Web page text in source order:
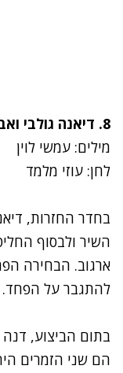
8. דיאנה גולבי
מילים: עמשי לוין
לחן: עוזי מלמד
בחדר החזרות,
השיר ולבסוף
ארגוב. הבחירה
להתגבר על הפחד.
בתום הביצוע,
הם שני הזמרים